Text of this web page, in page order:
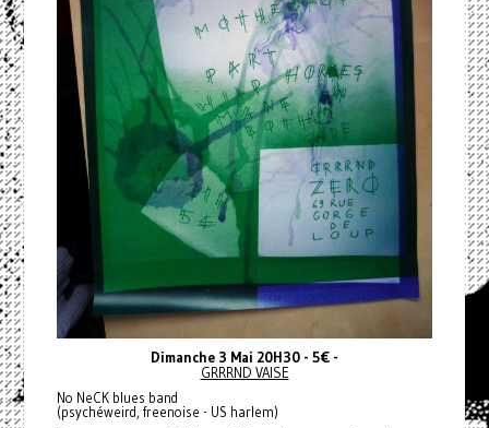
Dimanche 3 Mai 20H30 - 5€ -
GRRRND VAISE
No NeCK blues band
(psychéweird, freenoise - US harlem)